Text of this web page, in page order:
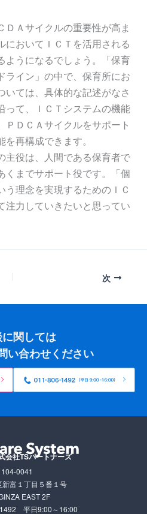
Ａサイクルの重要性が高ま
においてＩＣＴを活用される
ようになるでしょう。「保育
ライン」の中で、保育所にお
いては、具体的な記述がなさ
って、ＩＣＴシステムの機能
ＰＤＣＡサイクルをサポート
再構成できます。
主役は、人間である保育者で
くまでサポート役です。「個
う理念を実現するためのＩＣ
注力していきたいと思ってい
次
関しては
い合わせください
社TSパートナーズ
0041
富１丁目５番１号
EAST 2F
平日9:00～16:00